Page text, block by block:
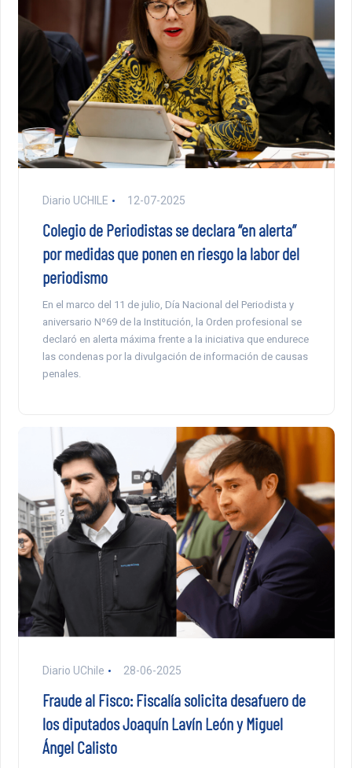
Diario UCHILE 12-07-2025
Colegio de Periodistas se declara “en alerta”
por medidas que ponen en riesgo la labor del
periodismo
En el marco del 11 de julio, Día Nacional del Periodista y
aniversario Nº69 de la Institución, la Orden profesional se
declaró en alerta máxima frente a la iniciativa que endurece
las condenas por la divulgación de información de causas
penales.
Diario UChile 28-06-2025
Fraude al Fisco: Fiscalía solicita desafuero de
los diputados Joaquín Lavín León y Miguel
Ángel Calisto